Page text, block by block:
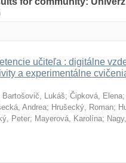
učiteľa : digitálne
a experimentálne
Bartošovič, Lukáš; Čipková, Elena
Andrea; Hrušecký, Roman;
Peter; Mayerová, Karolína;